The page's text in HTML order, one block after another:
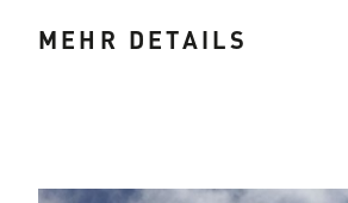
MEHR DETAILS